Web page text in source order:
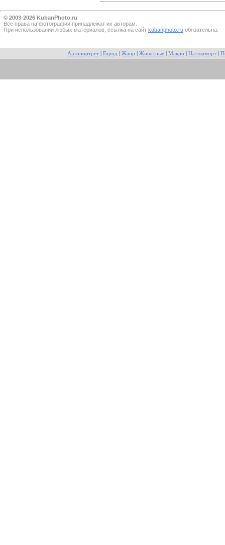
© 2003-2026 KubanPhoto.ru
Все прaва на фотографии принадлежат их авторам.
При использовании любых материалов, ссылка на сайт kubanphoto.ru обязательна.
Автопортрет Город Жанр Животные Макро Натюрморт